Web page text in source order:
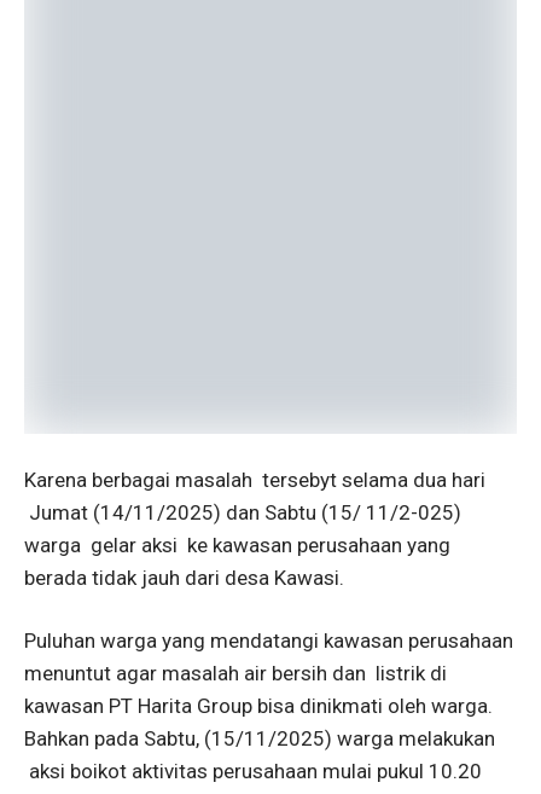
Karena berbagai masalah tersebyt selama dua hari
Jumat (14/11/2025) dan Sabtu (15/ 11/2-025)
warga gelar aksi ke kawasan perusahaan yang
berada tidak jauh dari desa Kawasi.
Puluhan warga yang mendatangi kawasan perusahaan
menuntut agar masalah air bersih dan listrik di
kawasan PT Harita Group bisa dinikmati oleh warga.
Bahkan pada Sabtu, (15/11/2025) warga melakukan
aksi boikot aktivitas perusahaan mulai pukul 10.20